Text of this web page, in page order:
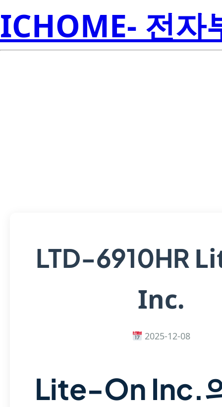
ICHOME- 전자
LTD-6910HR
Inc.
2025-12-08
Lite-On Inc.